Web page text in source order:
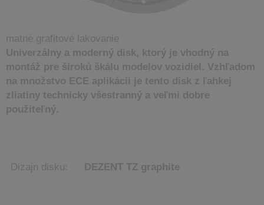
matné grafitové lakovanie
Univerzálny a moderný disk, ktorý je vhodný na
montáž pre širokú škálu modelov vozidiel. Vzhľadom
na množstvo ECE aplikácii je tento disk z ľahkej
zliatiny technicky všestranný a veľmi dobre
použiteľný.
Dizajn disku: DEZENT TZ graphite